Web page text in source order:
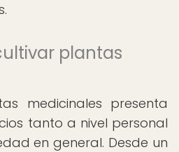
plantas
medicinales presenta
tanto a nivel personal
en general. Desde un